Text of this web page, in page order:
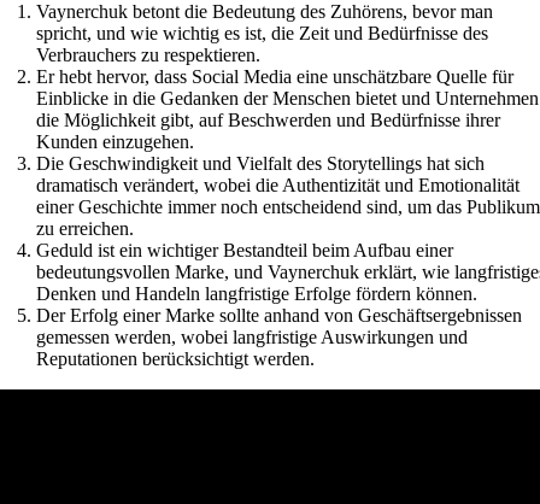
Vaynerchuk betont die Bedeutung des Zuhörens, bevor man
spricht, und wie wichtig es ist, die Zeit und Bedürfnisse des
Verbrauchers zu respektieren.
Er hebt hervor, dass Social Media eine unschätzbare Quelle für
Einblicke in die Gedanken der Menschen bietet und Unternehmen
die Möglichkeit gibt, auf Beschwerden und Bedürfnisse ihrer
Kunden einzugehen.
Die Geschwindigkeit und Vielfalt des Storytellings hat sich
dramatisch verändert, wobei die Authentizität und Emotionalität
einer Geschichte immer noch entscheidend sind, um das Publikum
zu erreichen.
Geduld ist ein wichtiger Bestandteil beim Aufbau einer
bedeutungsvollen Marke, und Vaynerchuk erklärt, wie
Denken und Handeln langfristige Erfolge fördern können.
Der Erfolg einer Marke sollte anhand von Geschäftsergebnissen
gemessen werden, wobei langfristige Auswirkungen und
Reputationen berücksichtigt werden.